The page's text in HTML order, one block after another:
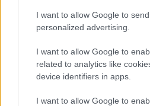
I want to allow Google to
personalized advertising.
I want to allow Google to
related to analytics like
device identifiers in apps.
I want to allow Google to
Gold (Terra
(PAXG)
BTC
(KBTC)